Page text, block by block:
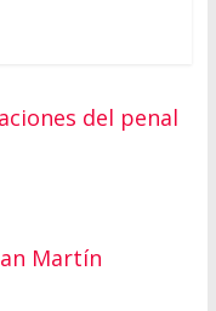
del penal
Martín